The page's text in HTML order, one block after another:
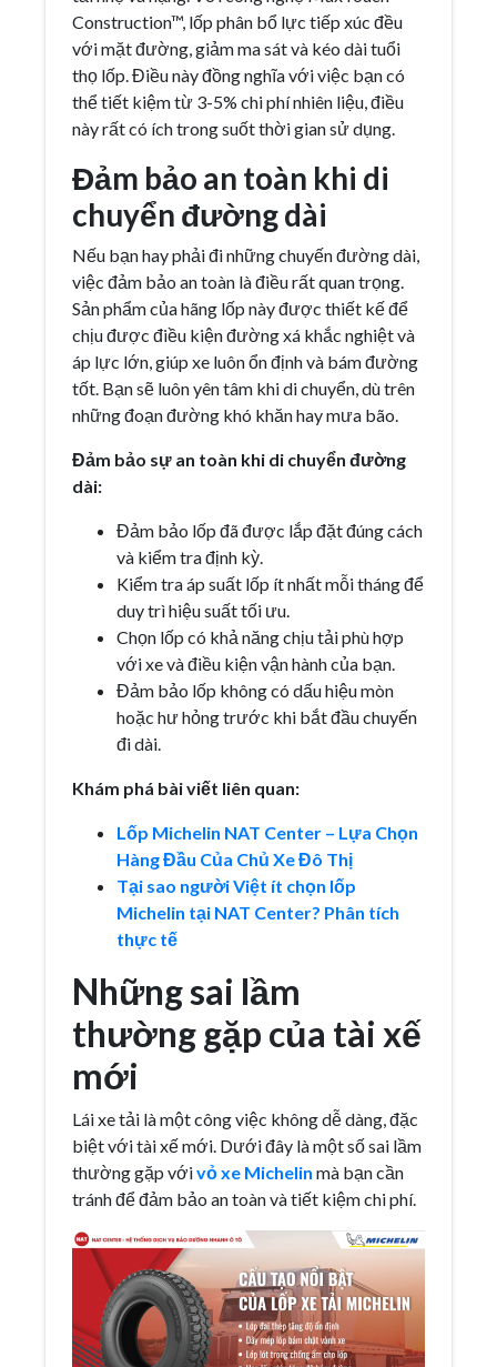
Construction™, lốp phân bổ lực tiếp xúc đều
với mặt đường, giảm ma sát và kéo dài tuổi
thọ lốp. Điều này đồng nghĩa với việc bạn có
thể tiết kiệm từ 3-5% chi phí nhiên liệu, điều
này rất có ích trong suốt thời gian sử dụng.
Đảm bảo an toàn khi di
chuyển đường dài
Nếu bạn hay phải đi những chuyến đường dài,
việc đảm bảo an toàn là điều rất quan trọng.
Sản phẩm của hãng lốp này được thiết kế để
chịu được điều kiện đường xá khắc nghiệt và
áp lực lớn, giúp xe luôn ổn định và bám đường
tốt. Bạn sẽ luôn yên tâm khi di chuyển, dù trên
những đoạn đường khó khăn hay mưa bão.
Đảm bảo sự an toàn khi di chuyển đường
dài:
Đảm bảo lốp đã được lắp đặt đúng cách
và kiểm tra định kỳ.
Kiểm tra áp suất lốp ít nhất mỗi tháng để
duy trì hiệu suất tối ưu.
Chọn lốp có khả năng chịu tải phù hợp
với xe và điều kiện vận hành của bạn.
Đảm bảo lốp không có dấu hiệu mòn
hoặc hư hỏng trước khi bắt đầu chuyến
đi dài.
Khám phá bài viết liên quan:
Lốp Michelin NAT Center – Lựa Chọn
Hàng Đầu Của Chủ Xe Đô Thị
Tại sao người Việt ít chọn lốp
Michelin tại NAT Center? Phân tích
thực tế
Những sai lầm
thường gặp của tài xế
mới
Lái xe tải là một công việc không dễ dàng, đặc
biệt với tài xế mới. Dưới đây là một số sai lầm
thường gặp vớivỏ xe Michelin mà bạn cần
tránh để đảm bảo an toàn và tiết kiệm chi phí.